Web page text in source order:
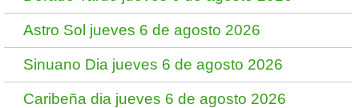
Astro Sol jueves 6 de agosto 2026
Sinuano Dia jueves 6 de agosto 2026
Caribeña dia jueves 6 de agosto 2026